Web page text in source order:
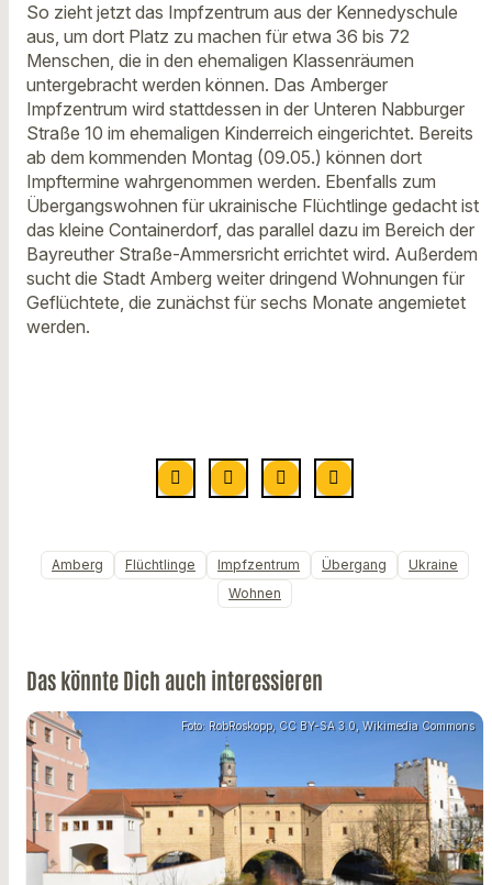
So zieht jetzt das Impfzentrum aus der Kennedyschule
aus, um dort Platz zu machen für etwa 36 bis 72
Menschen, die in den ehemaligen Klassenräumen
untergebracht werden können. Das Amberger
Impfzentrum wird stattdessen in der Unteren Nabburger
Straße 10 im ehemaligen Kinderreich eingerichtet. Bereits
ab dem kommenden Montag (09.05.) können dort
Impftermine wahrgenommen werden. Ebenfalls zum
Übergangswohnen für ukrainische Flüchtlinge gedacht ist
das kleine Containerdorf, das parallel dazu im Bereich der
Bayreuther Straße-Ammersricht errichtet wird. Außerdem
sucht die Stadt Amberg weiter dringend Wohnungen für
Geflüchtete, die zunächst für sechs Monate angemietet
werden.
Amberg Flüchtlinge Impfzentrum Übergang
Ukraine
Wohnen
Das könnte Dich auch interessieren
Foto: RobRoskopp, CC BY-SA 3.0, Wikimedia Commons